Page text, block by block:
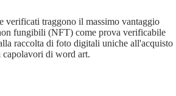
verificati traggono il massimo vantaggio
fungibili (NFT) come prova verificabile
raccolta di foto digitali uniche all'acquisto
capolavori di word art.